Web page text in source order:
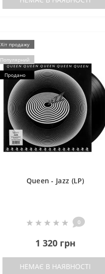
Хіт продажу
Популярний
Продано
Queen - Jazz (LP)
0
1 320 грн
НЕМАЄ В НАЯВНОСТІ